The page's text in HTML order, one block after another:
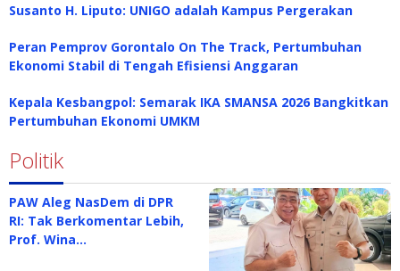
Susanto H. Liputo: UNIGO adalah Kampus Pergerakan
Peran Pemprov Gorontalo On The Track, Pertumbuhan
Ekonomi Stabil di Tengah Efisiensi Anggaran
Kepala Kesbangpol: Semarak IKA SMANSA 2026 Bangkitkan
Pertumbuhan Ekonomi UMKM
Politik
PAW Aleg NasDem di DPR
RI: Tak Berkomentar Lebih,
Prof. Wina…